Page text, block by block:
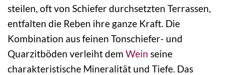
steilen, oft von Schiefer durchsetzten Terrassen,
entfalten die Reben ihre ganze Kraft. Die
Kombination aus feinen Tonschiefer- und
Quarzitböden verleiht dem Wein seine
charakteristische Mineralität und Tiefe. Das